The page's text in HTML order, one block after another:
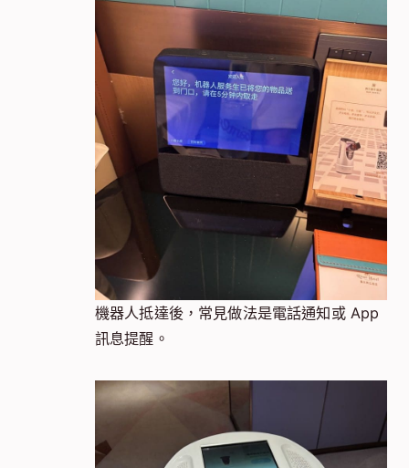
機器人抵達後，常見做法是電話通知或 App
訊息提醒。